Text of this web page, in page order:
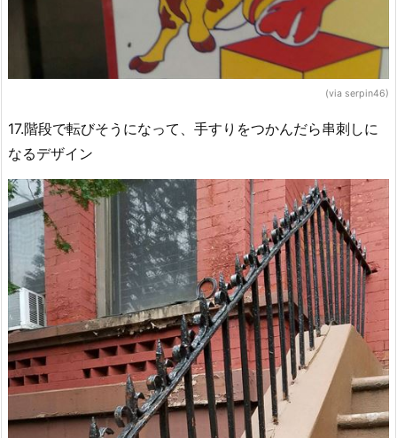
(via serpin46)
17.階段で転びそうになって、手すりをつかんだら串刺しに
なるデザイン